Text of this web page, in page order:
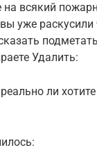
всякий
уже
Удалить:
ли